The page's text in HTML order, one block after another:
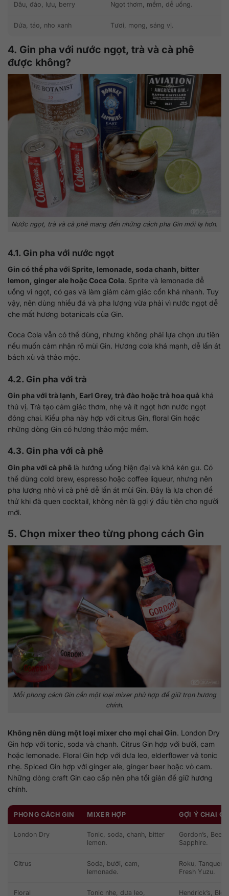
Dâu, đào, lựu, berry Ngọt thơm, mềm, dễ uống.
Dứa, táo, nho xanh Tươi, mọng, sáng vị.
4. Gin pha với nước ngọt, trà và cà phê
được không?
Nước ngọt, trà và cà phê mang đến những cách pha Gin mới lạ hơn.
4.1. Gin pha với nước ngọt
Gin có thể pha với Sprite, lemonade, soda chanh, bitter
lemon, ginger ale hoặc Coca Cola. Sprite và lemonade dễ
uống vì ngọt, có gas và làm giảm cảm giác cồn khá nhanh. Tuy
vậy, nên dùng nhiều đá và pha lượng vừa phải vì nước ngọt dễ
che mất hương botanicals của Gin.
Coca Cola vẫn có thể dùng, nhưng không phải lựa chọn ưu tiên
nếu muốn cảm nhận rõ mùi Gin. Hương cola khá mạnh, dễ lấn át
bách xù và thảo mộc.
4.2. Gin pha với trà
Gin pha với trà lạnh, Earl Grey, trà đào hoặc trà hoa quả khá
thú vị. Trà tạo cảm giác thơm, nhẹ và ít ngọt hơn nước ngọt
đóng chai. Kiểu pha này hợp với citrus Gin, floral Gin hoặc
những dòng Gin có hương thảo mộc mềm.
4.3. Gin pha với cà phê
Gin pha với cà phê là hướng uống hiện đại và khá kén gu. Có
thể dùng cold brew, espresso hoặc coffee liqueur, nhưng nên
pha lượng nhỏ vì cà phê dễ lấn át mùi Gin. Đây là lựa chọn để
thử khi đã quen cocktail, không nên là gợi ý đầu tiên cho người
mới.
5. Chọn mixer theo từng phong cách Gin
Mỗi phong cách Gin cần một loại mixer phù hợp để giữ trọn hương
chính.
Không nên dùng một loại mixer cho mọi chai Gin. London Dry
Gin hợp với tonic, soda và chanh. Citrus Gin hợp với bưởi, cam
hoặc lemonade. Floral Gin hợp với dưa leo, elderflower và tonic
nhẹ. Spiced Gin hợp với ginger ale, ginger beer hoặc vỏ cam.
Những dòng craft Gin cao cấp nên pha tối giản để giữ hương
chính.
PHONG CÁCH GIN MIXER HỢP GỢI Ý CHAI
London Dry
Tonic, soda, chanh, bitter
lemon.
Gordon’s,
Sapphire.
Citrus
Soda, bưởi, cam,
lemonade.
Roku,
Fresh Yuzu.
Floral Tonic nhẹ, dưa leo, Hendrick’s,